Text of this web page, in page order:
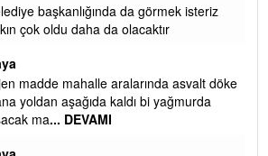
başkanlığında da görmek isteriz
çok oldu daha da olacaktır
madde mahalle aralarında asvalt döke
yoldan aşağıda kaldı bi yağmurda
ma... DEVAMI